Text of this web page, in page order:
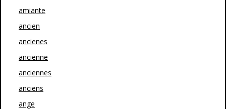
amiante
ancien
ancienes
ancienne
anciennes
anciens
ange